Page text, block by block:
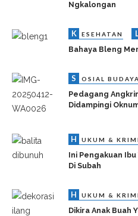
Ngkalongan
K ESEHATAN
Bahaya Bleng
S OSIAL BUDAYA
Pedagang
Didampingi
H UKUM &
Ini Pengakuan
Di Subah
H UKUM &
Dikira Anak Buah